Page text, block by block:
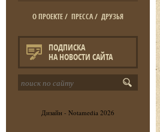
О ПРОЕКТЕ/ ПРЕССА/ ДРУЗЬЯ
ПОДПИСКА
НА НОВОСТИ САЙТА
Дизайн - Notamedia 2026